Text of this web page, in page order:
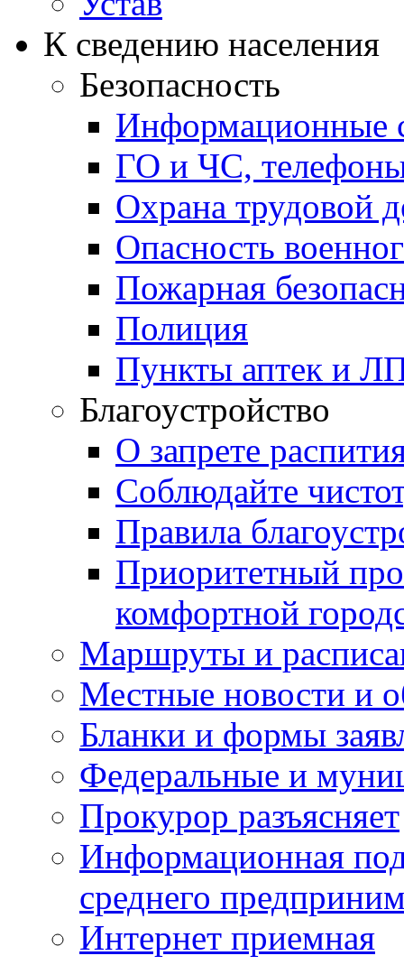
К сведению населения
Безопасность
Информационные
ГО и ЧС,
Охрана трудовой
Опасность
Пожарная
Полиция
Пункты аптек и
Благоустройство
О запрете
Соблюдайте
Правила
Приоритетный
комфортной
Маршруты и
Местные новости и
Бланки и формы
Федеральные и
Прокурор разъясняет
Информационная
среднего
Интернет приемная